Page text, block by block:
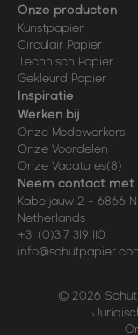
Onze producten
Kunstpapier
Circulair Papier
Technisch Papier
Gekleurd Papier
Inspiratie
Werken bij
Onze Medewerkers
Onze Voordelen
Onze Vacatures(8)
Neem contact met
Kabeljauw 2 - 6866
Netherlands
+31 (0)317 319 110
© 2026